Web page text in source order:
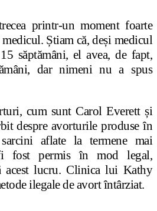
printr-un moment foarte
Știam că, deși medicul
săptămâni, el avea, de fapt,
dar nimeni nu a spus
cum sunt Carol Everett și
despre avorturile produse în
aflate la termene mai
fost permis în mod legal,
acest lucru. Clinica lui Kathy
ilegale de avort întârziat.